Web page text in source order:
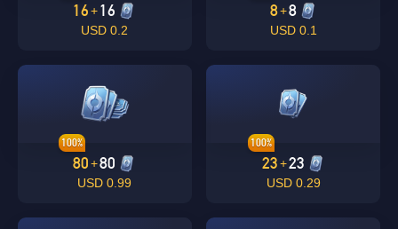
8
+
8
0.1 USD
16
+
16
0.2 USD
23
+
23
100%
0.29 USD
80
+
80
100%
0.99 USD